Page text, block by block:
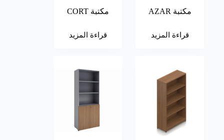
مكتبة AZAR
قراءة المزيد
مكتبة CORT
قراءة المزيد